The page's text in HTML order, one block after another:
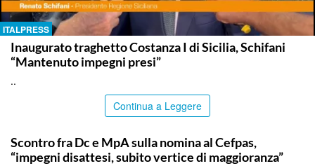
ITALPRESS
Inaugurato traghetto Costanza I di Sicilia, Schifani
“Mantenuto impegni presi”
..
Continua a Leggere
Scontro fra Dc e MpA sulla nomina al Cefpas,
“impegni disattesi, subito vertice di maggioranza”